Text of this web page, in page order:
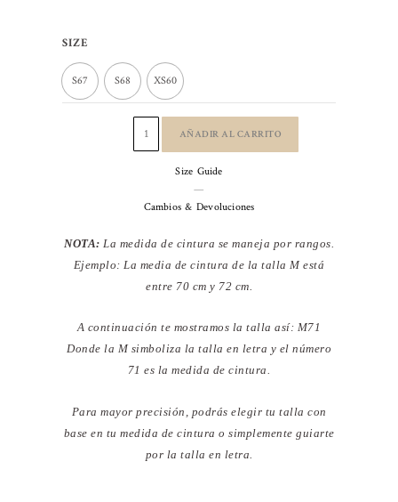
SIZE
S67 S68 XS60
WIDE
LEG
PINZAS
AÑADIR AL CARRITO
Size Guide
—
Cambios & Devoluciones
NOTA: La medida de cintura se maneja por rangos.
Ejemplo: La media de cintura de la talla M está
entre 70 cm y 72 cm.
A continuación te mostramos la talla así: M71
Donde la M simboliza la talla en letra y el número
71 es la medida de cintura.
Para mayor precisión, podrás elegir tu talla con
base en tu medida de cintura o simplemente guiarte
por la talla en letra.